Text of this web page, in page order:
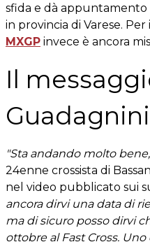
sfida e dà appuntamento
in provincia di Varese.
MXGP invece è ancora
Il
Guadagnini
"Sta andando molto
24enne crossista di
nel video pubblicato sui
ancora dirvi una data di
ma di sicuro posso dirvi
ottobre al Fast Cross.